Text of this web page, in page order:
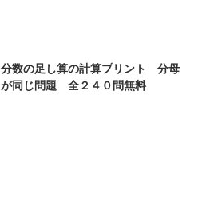
分数の足し算の計算プリント 分母
が同じ問題 全２４０問無料